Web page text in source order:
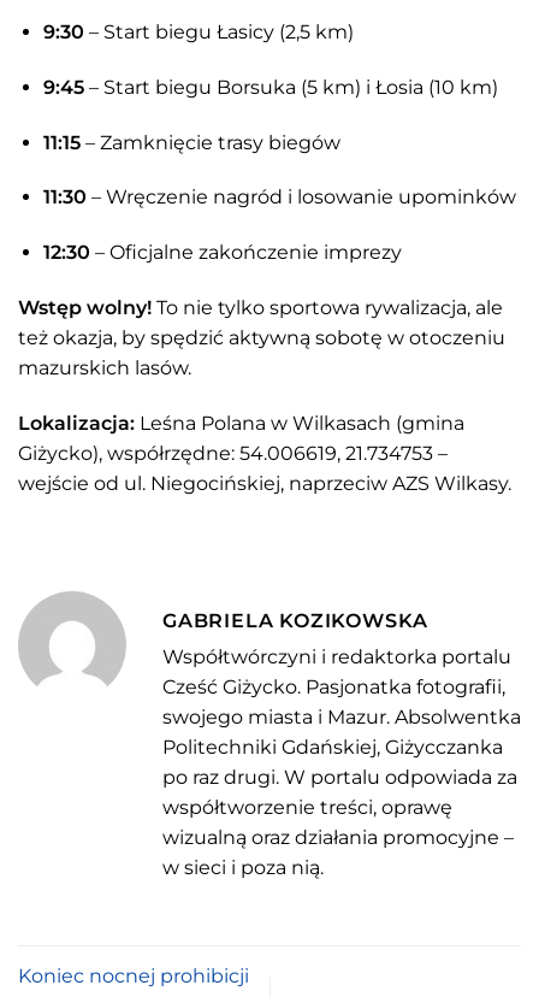
9:30 – Start biegu Łasicy (2,5 km)
9:45– Start biegu Borsuka (5 km) i Łosia (10 km)
11:15– Zamknięcie trasy biegów
11:30 – Wręczenie nagród i losowanie upominków
12:30 – Oficjalne zakończenie imprezy
Wstęp wolny! To nie tylko sportowa rywalizacja, ale
też okazja, by spędzić aktywną sobotę w otoczeniu
mazurskich lasów.
Lokalizacja: Leśna Polana w Wilkasach (gmina
Giżycko), współrzędne: 54.006619, 21.734753 –
wejście od ul. Niegocińskiej, naprzeciw AZS Wilkasy.
GABRIELA KOZIKOWSKA
Współtwórczyni i redaktorka portalu
Cześć Giżycko. Pasjonatka fotografii,
swojego miasta i Mazur. Absolwentka
Politechniki Gdańskiej, Giżycczanka
po raz drugi. W portalu odpowiada za
współtworzenie treści, oprawę
wizualną oraz działania promocyjne –
w sieci i poza nią.
Koniec nocnej prohibicji